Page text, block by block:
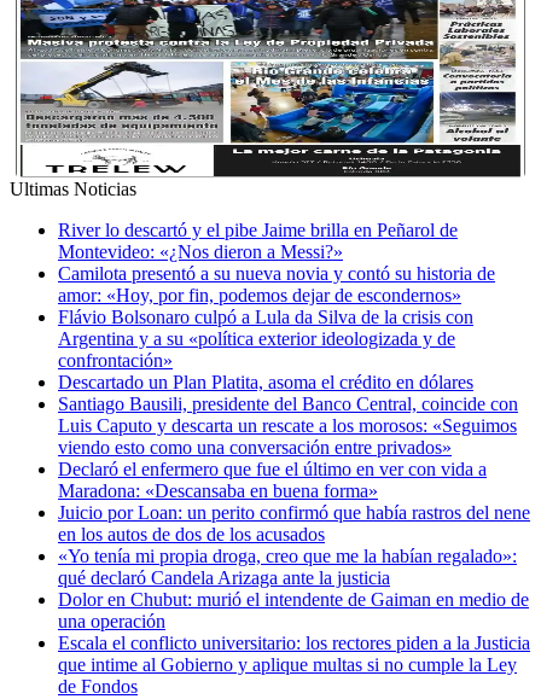
Ultimas Noticias
River lo descartó y el pibe Jaime brilla en Peñarol de
Montevideo: «¿Nos dieron a Messi?»
Camilota presentó a su nueva novia y contó su historia de
amor: «Hoy, por fin, podemos dejar de escondernos»
Flávio Bolsonaro culpó a Lula da Silva de la crisis con
Argentina y a su «política exterior ideologizada y de
confrontación»
Descartado un Plan Platita, asoma el crédito en dólares
Santiago Bausili, presidente del Banco Central, coincide con
Luis Caputo y descarta un rescate a los morosos: «Seguimos
viendo esto como una conversación entre privados»
Declaró el enfermero que fue el último en ver con vida a
Maradona: «Descansaba en buena forma»
Juicio por Loan: un perito confirmó que había rastros del nene
en los autos de dos de los acusados
«Yo tenía mi propia droga, creo que me la habían regalado»:
qué declaró Candela Arizaga ante la justicia
Dolor en Chubut: murió el intendente de Gaiman en medio de
una operación
Escala el conflicto universitario: los rectores piden a la Justicia
que intime al Gobierno y aplique multas si no cumple la Ley
de Fondos